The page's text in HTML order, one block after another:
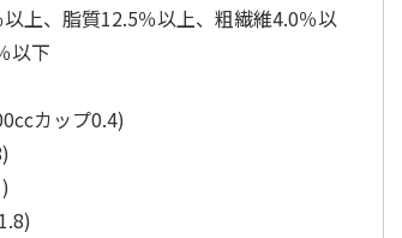
イレ 飛び散
臭・抗菌サ
・税込)
無添加良品 カムカ
ムデンタルコーン
以上、脂質12.5％以上、粗繊維4.0％以
以下
カップ0.4)